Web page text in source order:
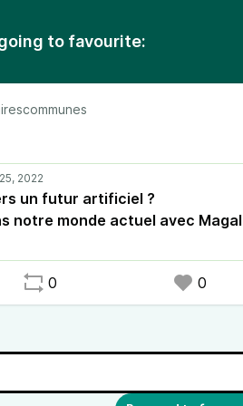
to favourite:
un futur artificiel ?
notre monde actuel avec
0 0